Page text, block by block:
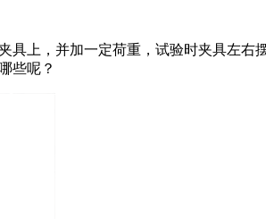
上，并加一定荷重，试验时夹具左右
些呢？